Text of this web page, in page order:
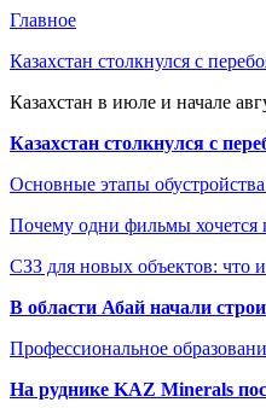
Главное
Казахстан столкнулся с
Казахстан в июле и начале
Казахстан столкнулся с
Основные этапы
Почему одни фильмы хочется
СЗЗ для новых объектов: что
В области Абай начали
Профессиональное
На руднике KAZ Minerals